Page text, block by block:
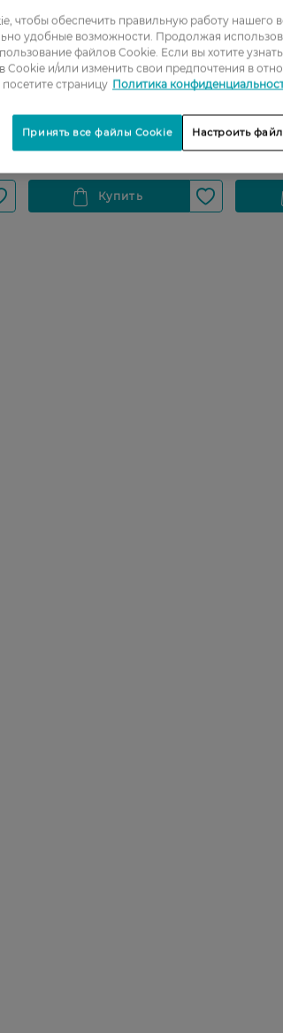
Бальзам
восстанавливающий
липидный Rilastil Xerolact для
склонной к зуду и атопии
кожи лица и тела 200 мл
707,99 ГРН
Масло
и тела
очень
кожи
чтобы обеспечить правильную работу нашего
удобные возможности. Продолжая
файлов Cookie. Если вы хотите
Cookie и/или изменить свои предпочтения в
страницу Политика
Настроить
Принять все файлы Cookie